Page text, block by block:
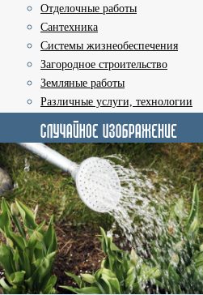
Отделочные работы
Сантехника
Системы жизнеобеспечения
Загородное строительство
Земляные работы
Различные услуги, технологии